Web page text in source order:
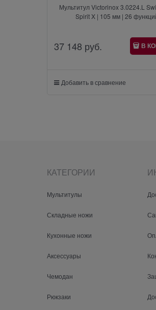
Мультитул Victorinox 3.0224.L
Spirit X | 105 мм | 26
37 148 руб. В
Добавить в сравнение
КАТЕГОРИИ
Мультитулы
Складные ножи
Кухонные ножи
Аксессуары
Чемодан
Рюкзаки